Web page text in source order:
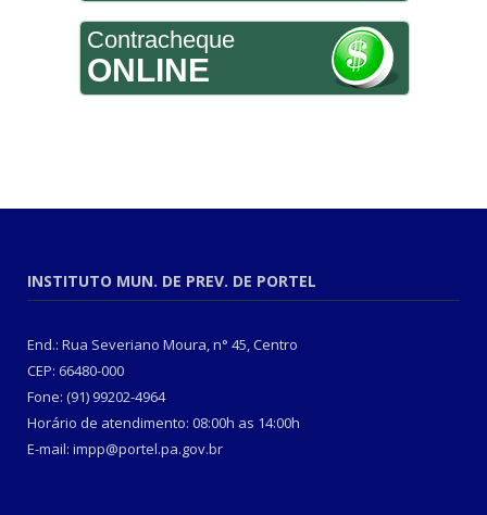
Contracheque
ONLINE
INSTITUTO MUN. DE PREV. DE PORTEL
End.: Rua Severiano Moura, n° 45, Centro
CEP: 66480-000
Fone: (91) 99202-4964
Horário de atendimento: 08:00h as 14:00h
E-mail: impp@portel.pa.gov.br